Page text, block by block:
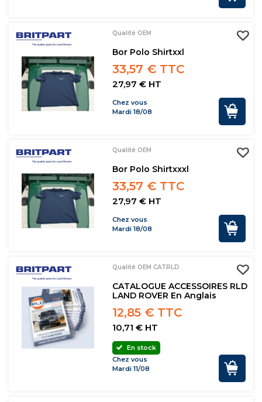
Qualité OEM
Bor Polo Shirtxxl
33,57 € TTC
27,97 € HT
Chez vous
Mardi 18/08
Qualité OEM
Bor Polo Shirtxxxl
33,57 € TTC
27,97 € HT
Chez vous
Mardi 18/08
Qualité OEM CATRLD
CATALOGUE ACCESSOIRES RLD
LAND ROVER En Anglais
12,85 € TTC
10,71 € HT
En stock
Chez vous
Mardi 11/08